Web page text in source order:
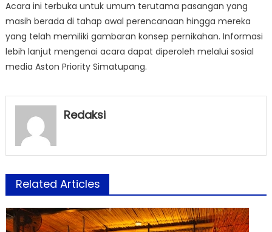
Acara ini terbuka untuk umum terutama pasangan yang
masih berada di tahap awal perencanaan hingga mereka
yang telah memiliki gambaran konsep pernikahan. Informasi
lebih lanjut mengenai acara dapat diperoleh melalui sosial
media Aston Priority Simatupang.
Redaksi
Related Articles